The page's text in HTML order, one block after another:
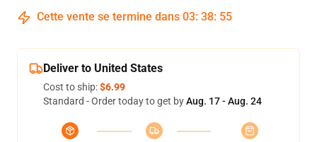
Cette vente se termine dans 03: 38: 54
Deliver to United States
Cost to ship:$6.99
Standard - Order today to get byAug. 17 - Aug. 24